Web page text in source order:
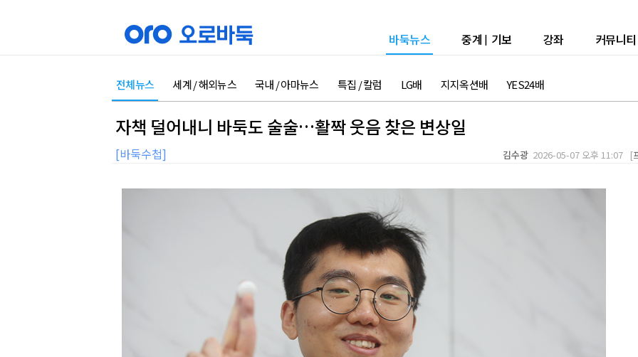
바둑뉴스 중계 | 기보 강좌 커뮤니티
전체뉴스 세계 / 해외뉴스 국내 / 아마뉴스 특집 / 칼럼 LG배 지지옥션배 YES24배
자책 덜어내니 바둑도 술술…활짝 웃음 찾은 변상일
[바둑수첩] 김수광 2026-05-07 오후 11:07 [